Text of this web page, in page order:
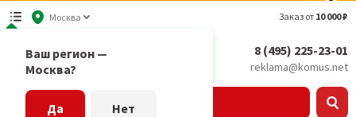
Москва
Ваш регион —
Москва?
Да Нет
Заказ от 10 000 ₽
8 (495) 225-23-01
reklama@komus.net